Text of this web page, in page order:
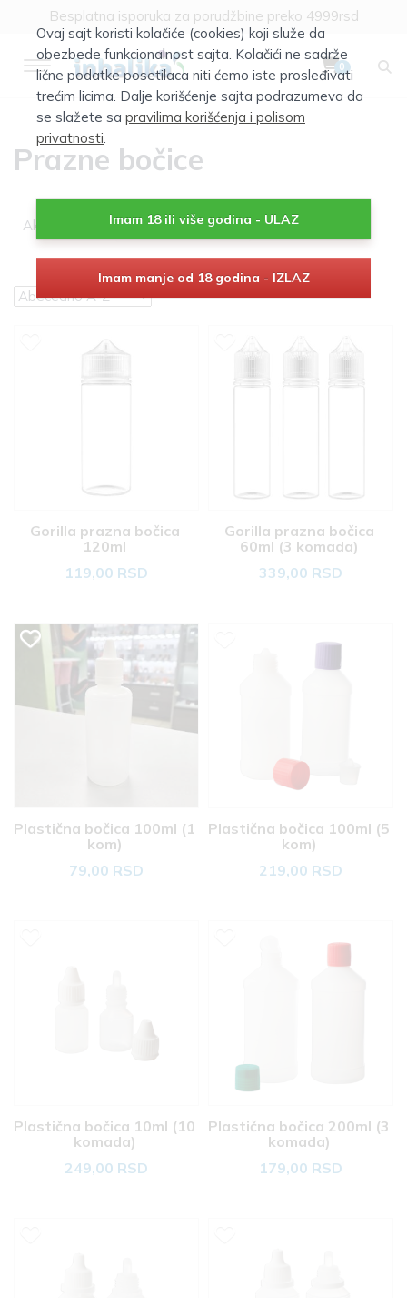
Besplatna isporuka za porudžbine preko 4999rsd
0
Prazne bočice
Aktivni filteri: ×
Prazne bočice
Gorilla prazna bočica
120ml
119,00 RSD
Gorilla prazna bočica
60ml (3 komada)
339,00 RSD
Plastična bočica 100ml (1
kom)
79,00 RSD
Plastična bočica 100ml (5
kom)
219,00 RSD
Plastična bočica 10ml (10
komada)
249,00 RSD
Plastična bočica 200ml (3
komada)
179,00 RSD
Ovaj sajt koristi kolačiće (cookies) koji služe da
obezbede funkcionalnost sajta. Kolačići ne sadrže
lične podatke posetilaca niti ćemo iste prosleđivati
trećim licima. Dalje korišćenje sajta podrazumeva da
se slažete sa pravilima korišćenja i polisom
privatnosti.
Imam 18 ili više godina - ULAZ
Imam manje od 18 godina - IZLAZ